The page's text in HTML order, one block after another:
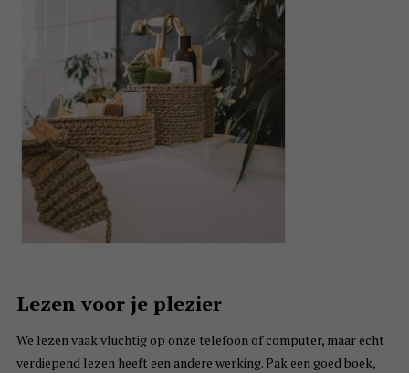
Lezen voor je plezier
We lezen vaak vluchtig op onze telefoon of computer, maar echt
verdiepend lezen heeft een andere werking. Pak een goed boek,